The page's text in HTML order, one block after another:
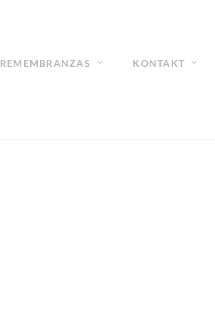
REMEMBRANZAS KONTAKT